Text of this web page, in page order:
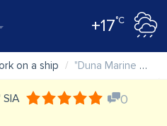
+17°C
on a ship "Duna Marine Shipmanagement" SIA
SIA 0